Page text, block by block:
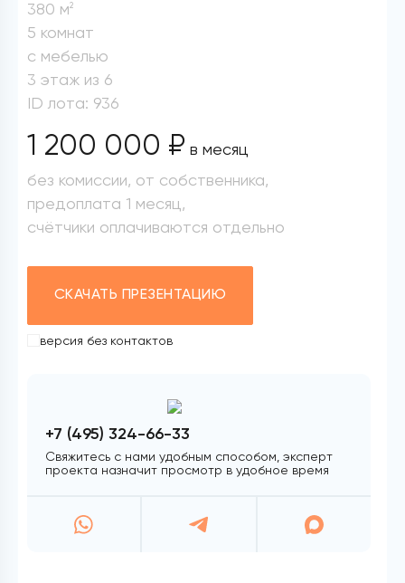
380 м2
5 комнат
с мебелью
3 этаж из 6
ID лота: 936
1 200 000 ₽ в месяц
без комиссии, от собственника,
предоплата 1 месяц,
счётчики оплачиваются отдельно
СКАЧАТЬ ПРЕЗЕНТАЦИЮ
версия без контактов
+7 (495) 324-66-33
Свяжитесь с нами удобным способом, эксперт
проекта назначит просмотр в удобное время